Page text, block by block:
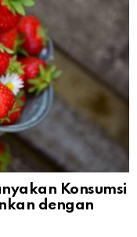
Konsumsi
dengan